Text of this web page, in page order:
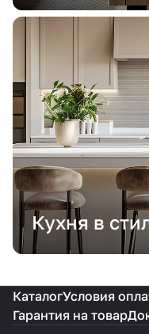
Кухня в
КаталогУсловия
Гарантия на товар